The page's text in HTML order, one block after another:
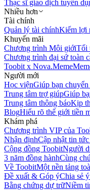
Thạc sĩ giao dịch tuyển
Nhiều hơn
Tài chính
Quản lý tài chínhKiếm lợi
Khuyến mãi
Chương trình Môi giớiTối
Chương trình đại sứ toàn
Toobit x Nova.Meme
Người mới
Học việnGiúp bạn
Trung tâm trợ giúpGiúp
Trung tâm thông báoKịp
BlogHiểu rõ thế giới tiền
Khám phá
Chương trình VIP của
Nhận địnhCập nhật tin
Cộng đồng ToobitNgười
3 năm đồng hànhCùng
Về ToobitMột nền tảng
Đề xuất & Góp ýChia sẻ
Bằng chứng dự trữNiềm